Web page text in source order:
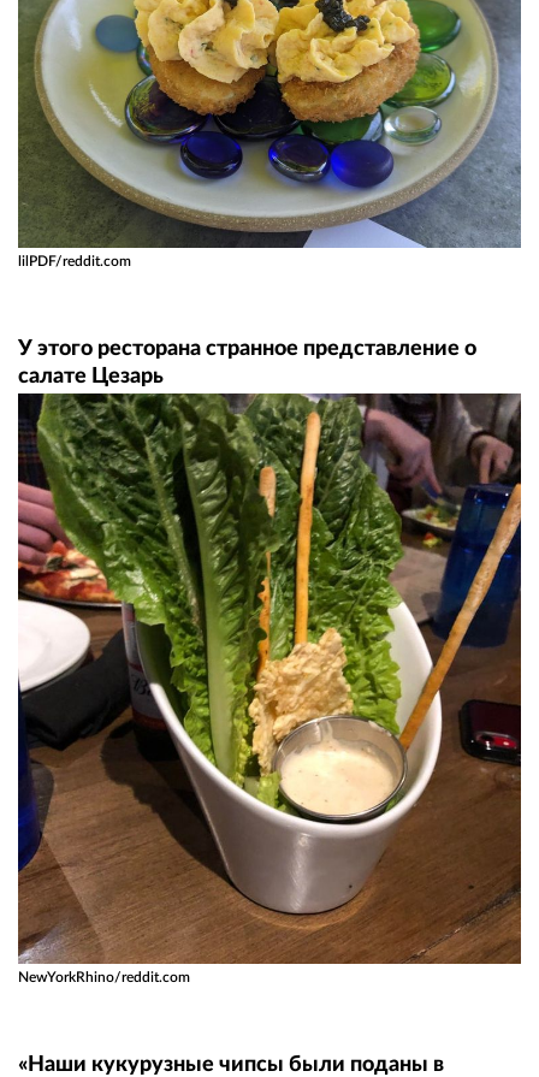
lilPDF/reddit.com
У этого ресторана странное представление о
салате Цезарь
NewYorkRhino/reddit.com
«Наши кукурузные чипсы были поданы в